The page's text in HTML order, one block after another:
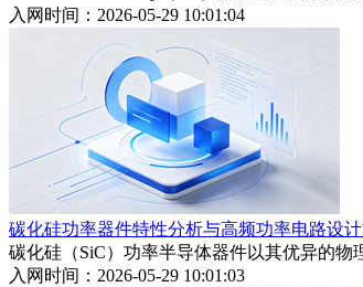
入网时间：2026-05-29 10:01:04
碳化硅功率器件特性分析与高频功率电路设
碳化硅（SiC）功率半导体器件以其优异的物
入网时间：2026-05-29 10:01:03